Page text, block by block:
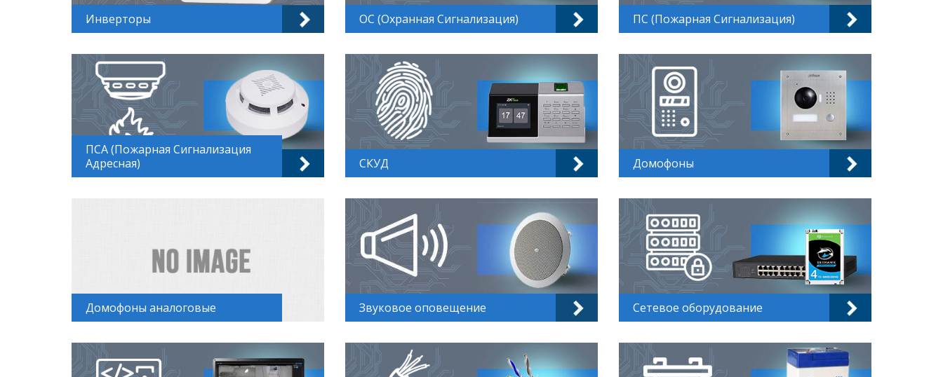
Инверторы ОС (Охранная Сигнализация) ПС (Пожарная Сигнализация)
ПСА (Пожарная Сигнализация
Адресная)
СКУД Домофоны
Домофоны аналоговые Звуковое оповещение Сетевое оборудование